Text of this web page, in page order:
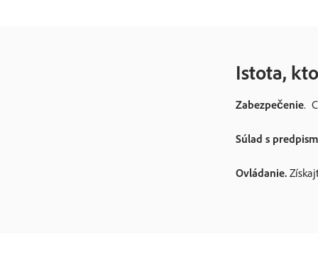
Istota,
Zabezpečenie.
Súlad s
Ovládanie.